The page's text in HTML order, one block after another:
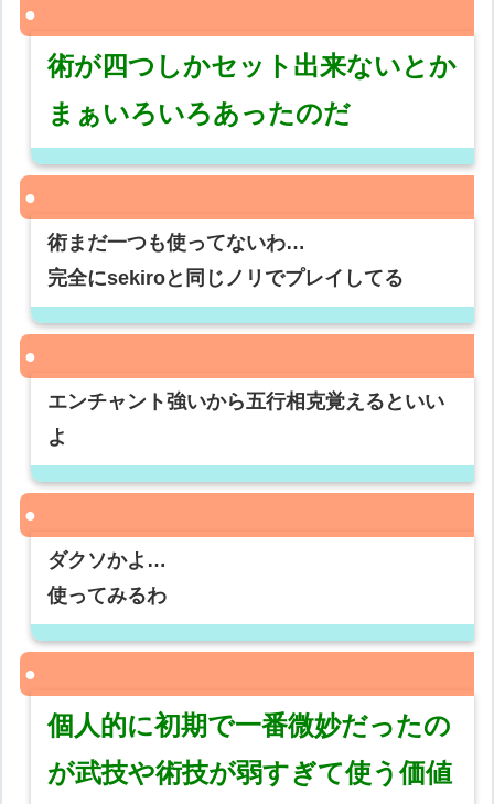
術が四つしかセット出来ないとか
まぁいろいろあったのだ
術まだ一つも使ってないわ…
完全にsekiroと同じノリでプレイしてる
エンチャント強いから五行相克覚えるといい
よ
ダクソかよ…
使ってみるわ
個人的に初期で一番微妙だったの
が武技や術技が弱すぎて使う価値